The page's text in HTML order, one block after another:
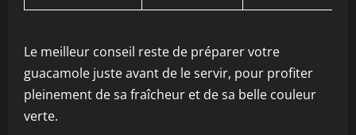
Le meilleur conseil reste de préparer votre
guacamole juste avant de le servir, pour profiter
pleinement de sa fraîcheur et de sa belle couleur
verte.